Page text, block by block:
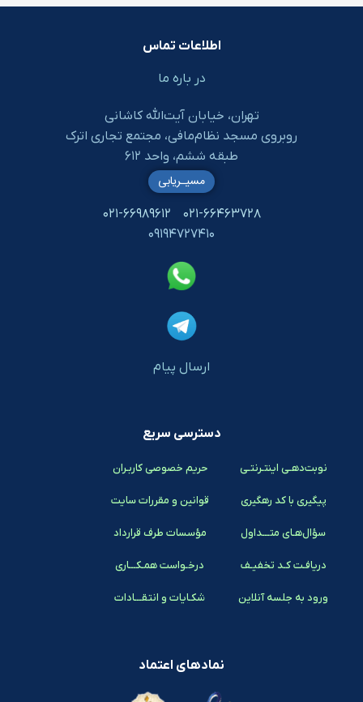
اطلاعات تماس
در باره ما
تهران، خیابان آیت‌الله کاشانی
روبروی مسجد نظام‌مافی، مجتمع تجاری اترک
طبقه ششم، واحد ۶۱۲
۰۲۱-۶۶۴۶۳۷۲۸
۰۲۱-۶۶۹۸۹۶۱۲
۰۹۱۹۴۷۲۷۴۱۰
ارسال پیام
مسیـریابی
دسترسی سریع
نوبت‌دهـی اینتـرنتـی
پیگیری با کد رهگیری
سؤال‌هـای متـــداول
دریافـت کـد تخفیـف
ورود به جلسه آنلاین
حریم خصوصی کاربـران
قوانین و مقررات سایت
مؤسسات طرف قرارداد
درخـواست همـکـــاری
شکـایات و انتقـــادات
نمادهای اعتماد